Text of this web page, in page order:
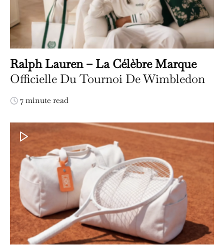
Ralph Lauren – La Célèbre Marque
Officielle Du Tournoi De Wimbledon
7 minute read